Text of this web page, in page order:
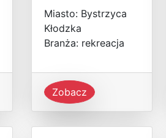
Miasto: Bystrzyca
Kłodzka
Branża: rekreacja
Zobacz